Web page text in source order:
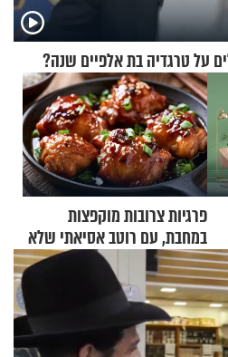
על טרגדיה בת אלפיים שנה?
פרגיות צרובות מוקפצות
במחבת, עם רוטב אסיאתי שלא
יישכח במהרה